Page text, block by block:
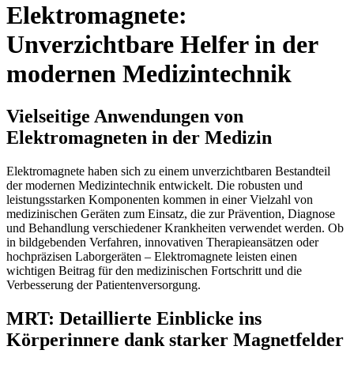
Elektromagnete:
Unverzichtbare Helfer in der
modernen Medizintechnik
Vielseitige Anwendungen von
Elektromagneten in der Medizin
Elektromagnete haben sich zu einem unverzichtbaren Bestandteil
der modernen Medizintechnik entwickelt. Die robusten und
leistungsstarken Komponenten kommen in einer Vielzahl von
medizinischen Geräten zum Einsatz, die zur Prävention, Diagnose
und Behandlung verschiedener Krankheiten verwendet werden. Ob
in bildgebenden Verfahren, innovativen Therapieansätzen oder
hochpräzisen Laborgeräten – Elektromagnete leisten einen
wichtigen Beitrag für den medizinischen Fortschritt und die
Verbesserung der Patientenversorgung.
MRT: Detaillierte Einblicke ins
Körperinnere dank starker Magnetfelder